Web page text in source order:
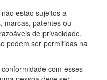
estão sujeitos a
marcas, patentes ou
de privacidade,
podem ser permitidas na
com esses